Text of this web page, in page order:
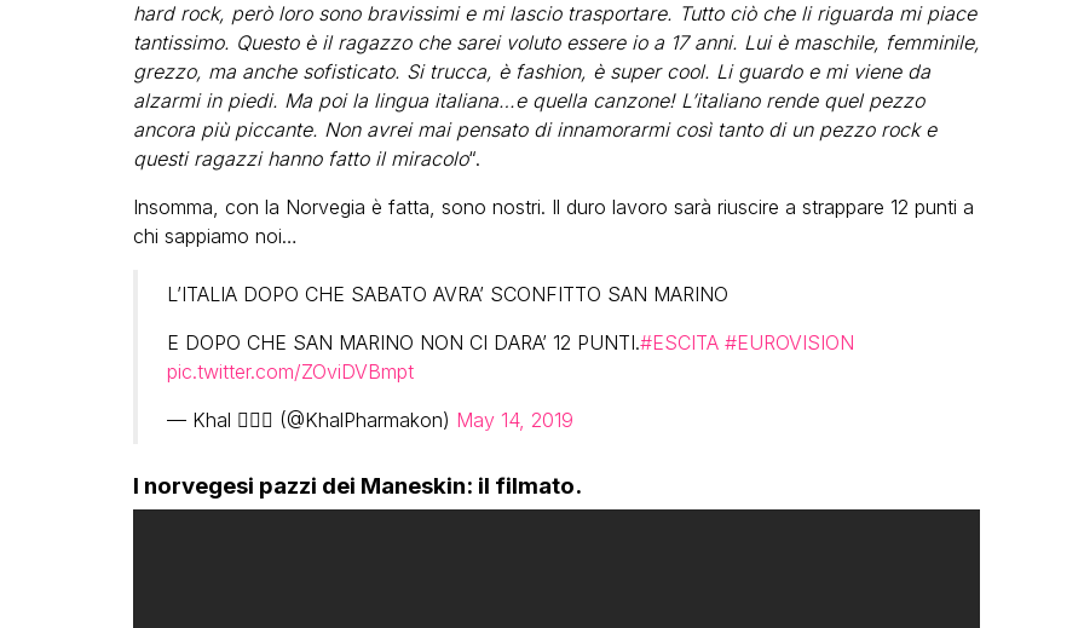
hard rock, però loro sono bravissimi e mi lascio trasportare. Tutto ciò che li riguarda mi piace
tantissimo. Questo è il ragazzo che sarei voluto essere io a 17 anni. Lui è maschile, femminile,
grezzo, ma anche sofisticato. Si trucca, è fashion, è super cool. Li guardo e mi viene da
alzarmi in piedi. Ma poi la lingua italiana…e quella canzone! L’italiano rende quel pezzo
ancora più piccante. Non avrei mai pensato di innamorarmi così tanto di un pezzo rock e
questi ragazzi hanno fatto il miracolo“.
Insomma, con la Norvegia è fatta, sono nostri. Il duro lavoro sarà riuscire a strappare 12 punti a
chi sappiamo noi…
L’ITALIA DOPO CHE SABATO AVRA’ SCONFITTO SAN MARINO
E DOPO CHE SAN MARINO NON CI DARA’ 12 PUNTI.#ESCITA #EUROVISION
pic.twitter.com/ZOviDVBmpt
— Khal 🏳️‍🌈🦒 (@KhalPharmakon) May 14, 2019
I norvegesi pazzi dei Maneskin: il filmato.